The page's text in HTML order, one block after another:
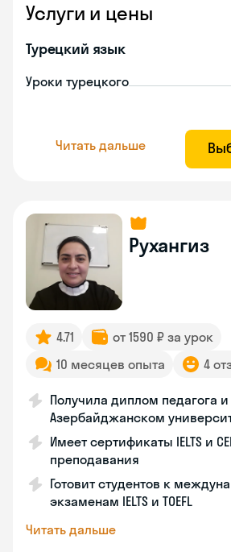
Услуги и цены
Турецкий язык
Уроки турецкого
Читать дальше
Рухангиз
4.71
от 1590 ₽ за урок
10 месяцев опыта
4
Получила диплом педагога
Азербайджанском
Имеет сертификаты IELTS и
преподавания
Готовит студентов к
экзаменам IELTS и TOEFL
Читать дальше